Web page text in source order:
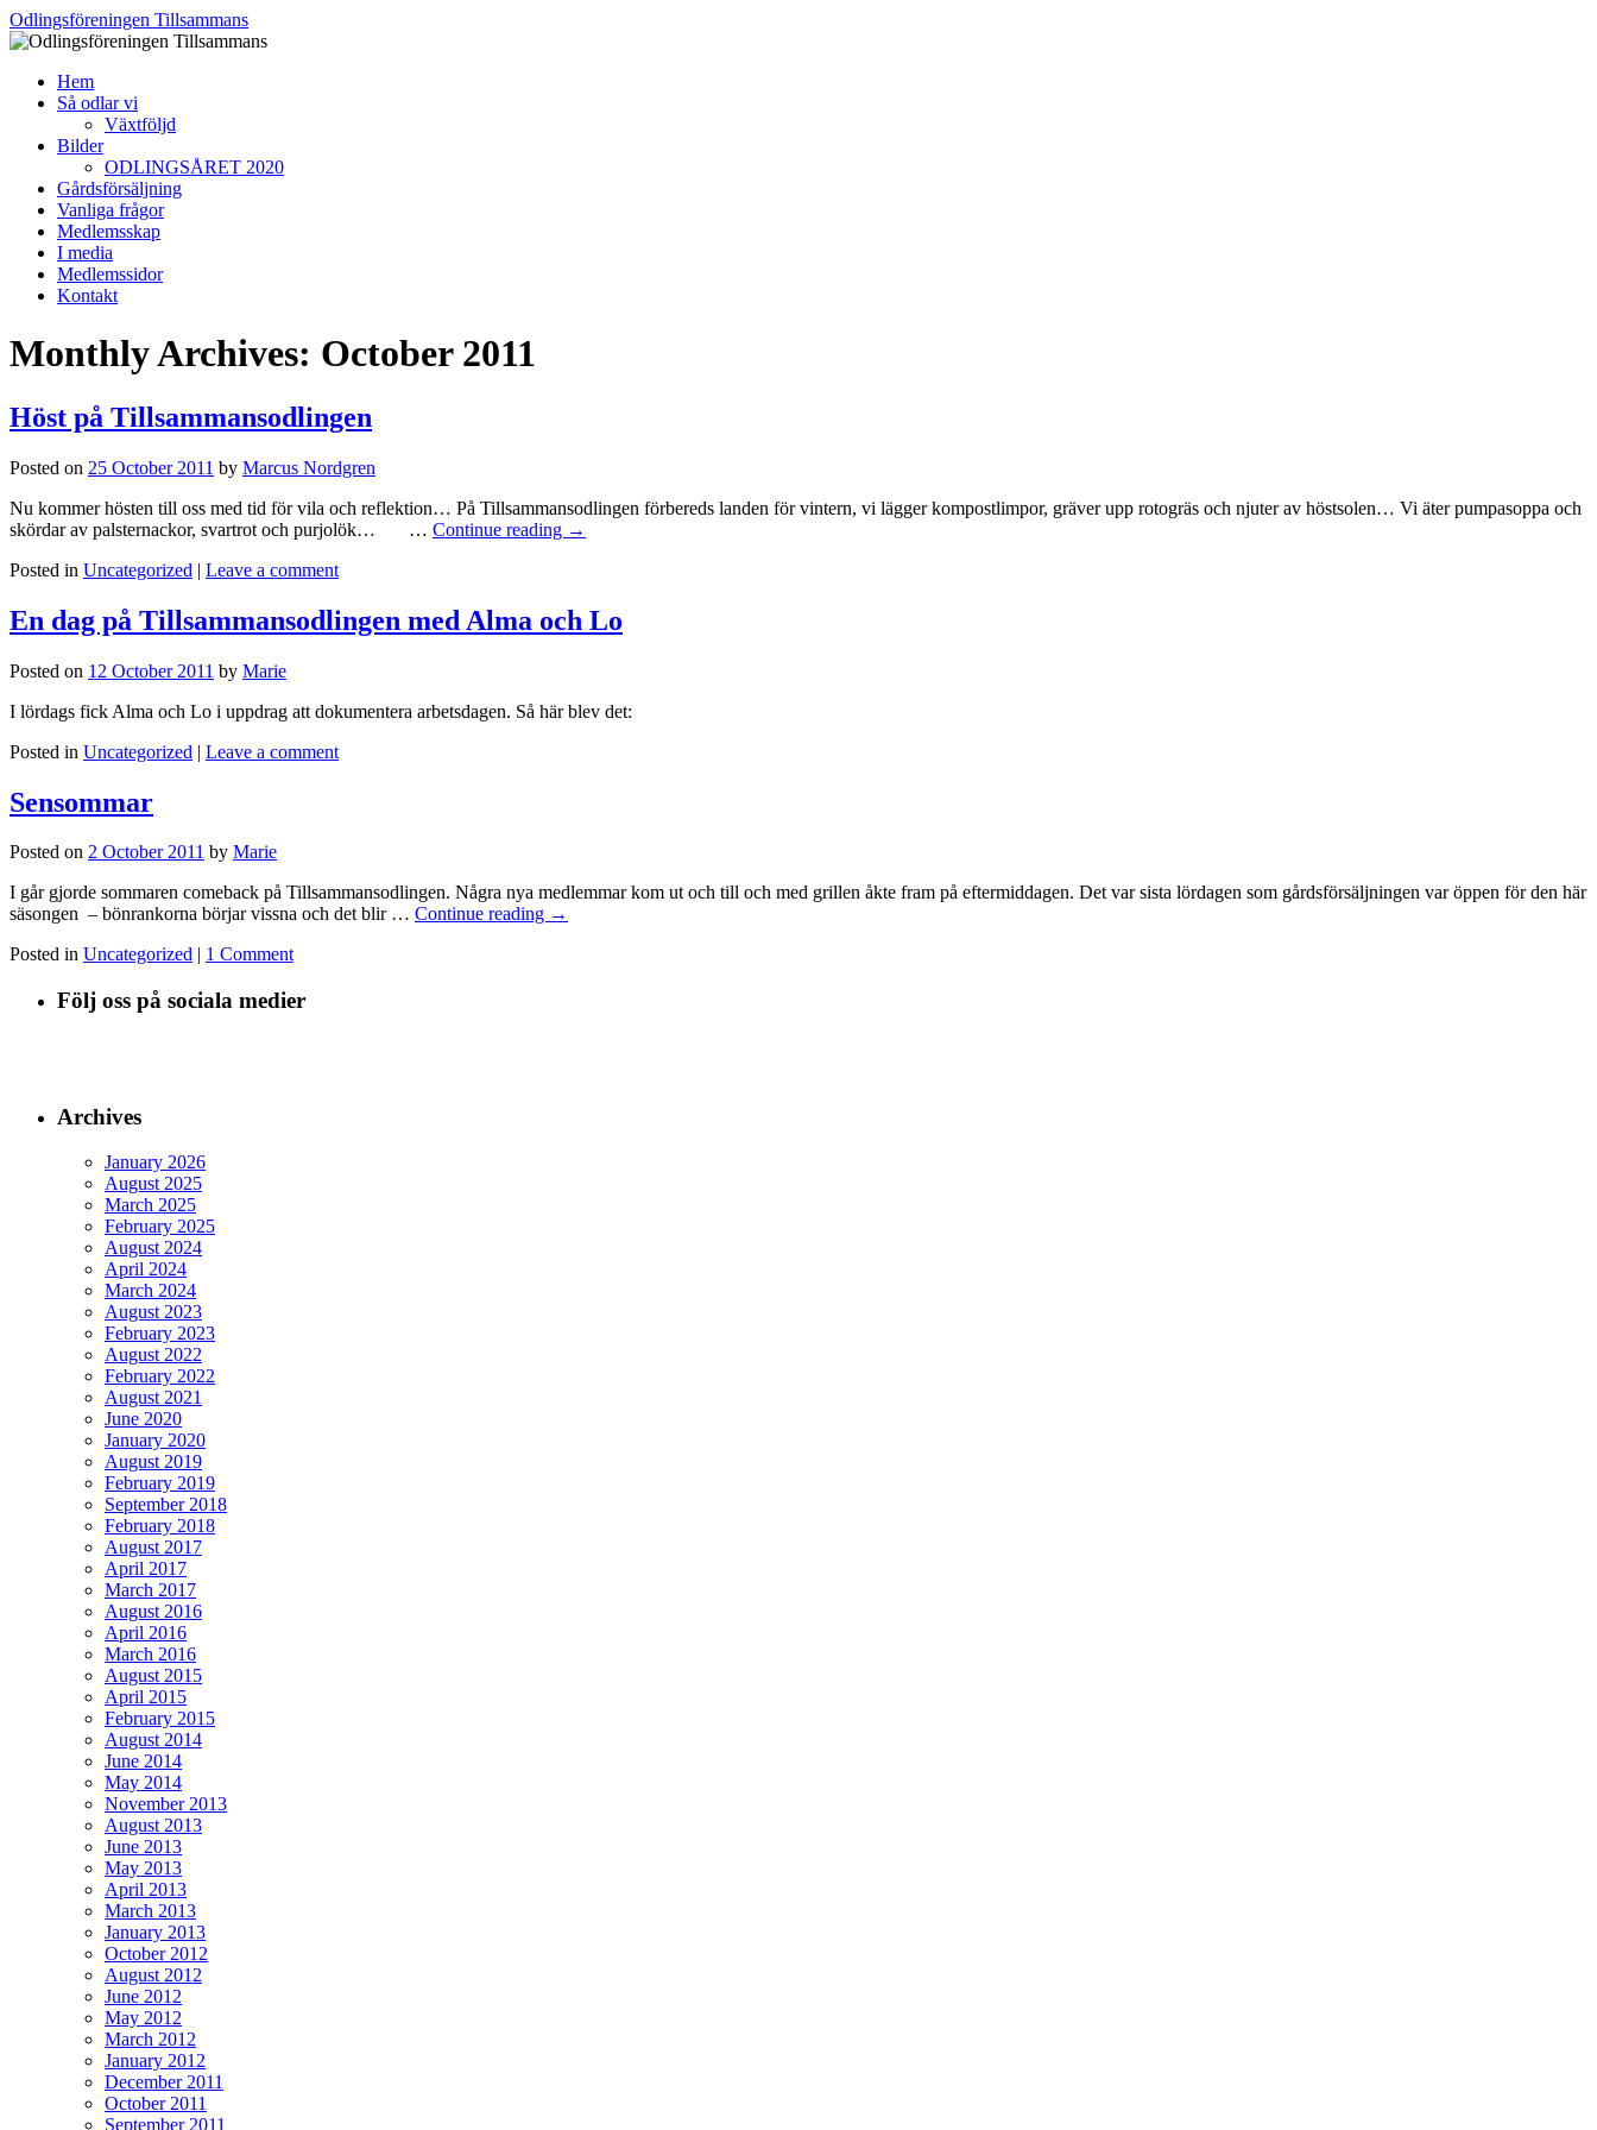
Skip
to
Odlingsföreningen Tillsammans
Hem
Så odlar vi
Växtföljd
Bilder
ODLINGSÅRET 2020
Gårdsförsäljning
Vanliga frågor
Medlemsskap
I media
Medlemssidor
Kontakt
Monthly Archives: October 2011
Höst på Tillsammansodlingen
Posted on 25 October 2011 by Marcus Nordgren
Nu kommer hösten till oss med tid för vila och reflektion… På Tillsammansodlingen förbereds landen för vintern, vi lägger kompostlimpor, gräver upp rotogräs och njuter av höstsolen… Vi äter pumpasoppa och
skördar av palsternackor, svartrot och purjolök… … Continue reading →
Posted in Uncategorized | Leave a comment
En dag på Tillsammansodlingen med Alma och Lo
Posted on 12 October 2011 by Marie
I lördags fick Alma och Lo i uppdrag att dokumentera arbetsdagen. Så här blev det:
Posted in Uncategorized | Leave a comment
Sensommar
Posted on 2 October 2011 by Marie
I går gjorde sommaren comeback på Tillsammansodlingen. Några nya medlemmar kom ut och till och med grillen åkte fram på eftermiddagen. Det var sista lördagen som gårdsförsäljningen var öppen för den här
säsongen – bönrankorna börjar vissna och det blir … Continue reading →
Posted in Uncategorized | 1 Comment
Följ oss på sociala medier
Archives
January 2026
August 2025
March 2025
February 2025
August 2024
April 2024
March 2024
August 2023
February 2023
August 2022
February 2022
August 2021
June 2020
January 2020
August 2019
February 2019
September 2018
February 2018
August 2017
April 2017
March 2017
August 2016
April 2016
March 2016
August 2015
April 2015
February 2015
August 2014
June 2014
May 2014
November 2013
August 2013
June 2013
May 2013
April 2013
March 2013
January 2013
October 2012
August 2012
June 2012
May 2012
March 2012
January 2012
December 2011
October 2011
September 2011